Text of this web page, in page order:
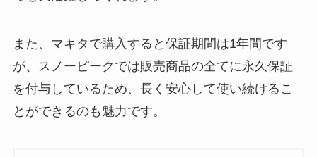
また、マキタで購入すると保証期間は1年間です
が、スノーピークでは販売商品の全てに永久保証
を付与しているため、長く安心して使い続けるこ
とができるのも魅力です。